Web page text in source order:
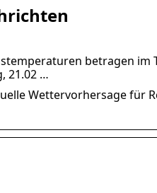
betragen im
21.02 …
Wettervorhersage für